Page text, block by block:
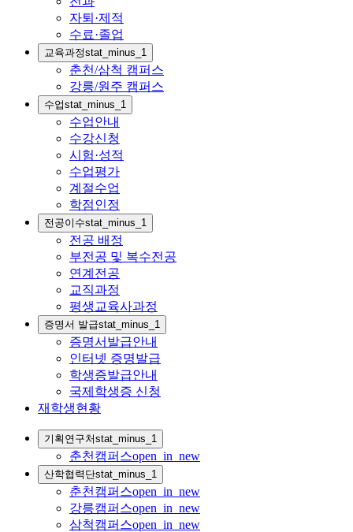
자퇴·제적
수료·졸업
교육과정stat_minus_1
춘천/삼척 캠퍼스
강릉/원주 캠퍼스
수업stat_minus_1
수업안내
수강신청
시험·성적
수업평가
계절수업
학점인정
전공이수stat_minus_1
전공 배정
부전공 및 복수전공
연계전공
교직과정
평생교육사과정
증명서 발급stat_minus_1
증명서발급안내
인터넷 증명발급
학생증발급안내
국제학생증 신청
재학생현황
기획연구처stat_minus_1
춘천캠퍼스open_in_new
산학협력단stat_minus_1
춘천캠퍼스open_in_new
강릉캠퍼스open_in_new
삼척캠퍼스open_in_new